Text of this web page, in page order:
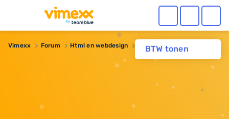
BTW tonen
Vimexx Forum Html en webdesign mySQL verbinding